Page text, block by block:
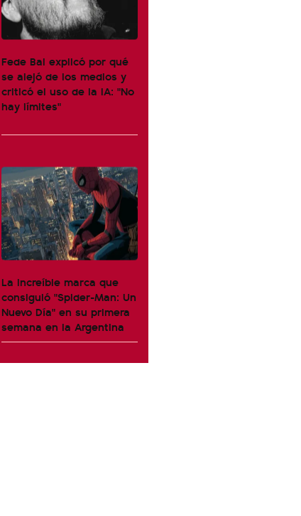
Fede Bal explicó por qué
se alejó de los medios y
criticó el uso de la IA: "No
hay límites"
La increíble marca que
consiguió "Spider-Man: Un
Nuevo Día" en su primera
semana en la Argentina